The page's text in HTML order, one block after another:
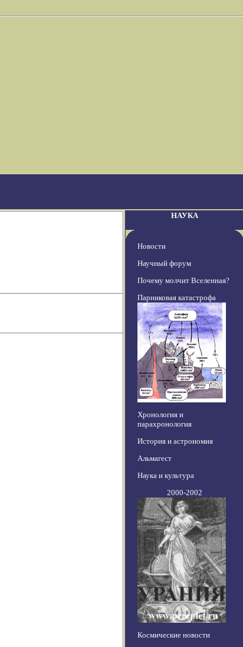
НАУКА
Новости
Научный форум
Почему молчит Вселенная?
Парниковая катастрофа
Хронология и
парахронология
История и астрономия
Альмагест
Наука и культура
2000-2002
Космические новости